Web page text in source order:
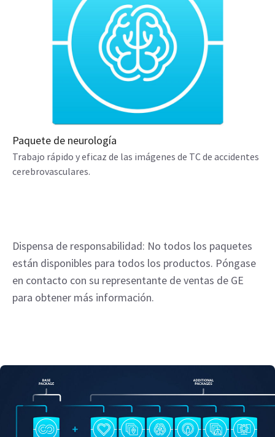
Paquete de neurología
Trabajo rápido y eficaz de las imágenes de TC de accidentes
cerebrovasculares.
Dispensa de responsabilidad: No todos los paquetes
están disponibles para todos los productos. Póngase
en contacto con su representante de ventas de GE
para obtener más información.